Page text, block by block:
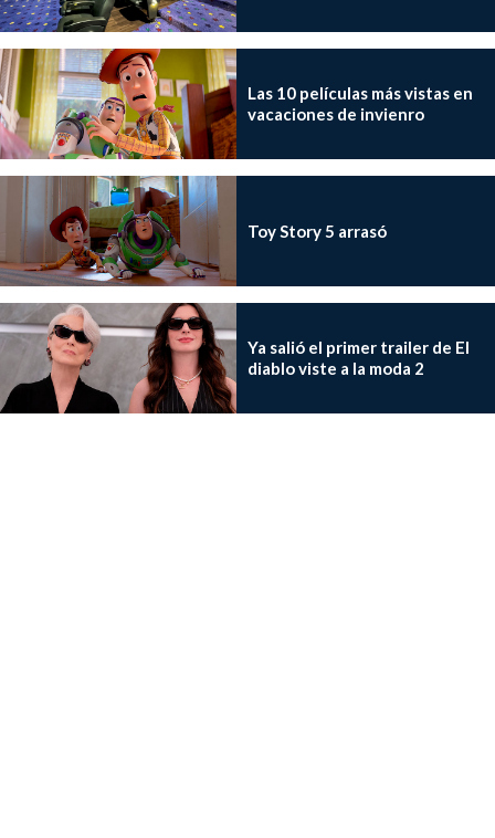
Las 10 películas más vistas en
vacaciones de invienro
Toy Story 5 arrasó
Ya salió el primer trailer de El
diablo viste a la moda 2